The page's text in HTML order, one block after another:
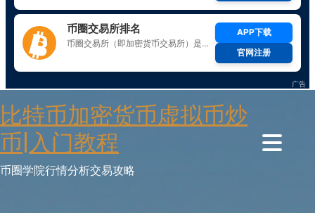
to
content
比特币加密货币虚拟币炒
币|入门教程
币圈学院行情分析交易攻略